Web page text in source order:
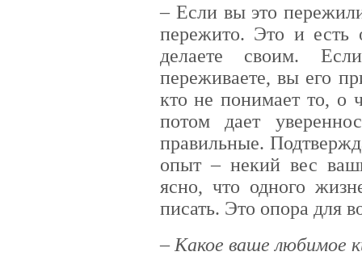
– Если вы это
пережито. Это и есть
делаете своим.
переживаете, вы его
кто не понимает то,
потом дает
правильные.
опыт – некий вес
ясно, что одного
писать. Это опора для
– Какое ваше любимое